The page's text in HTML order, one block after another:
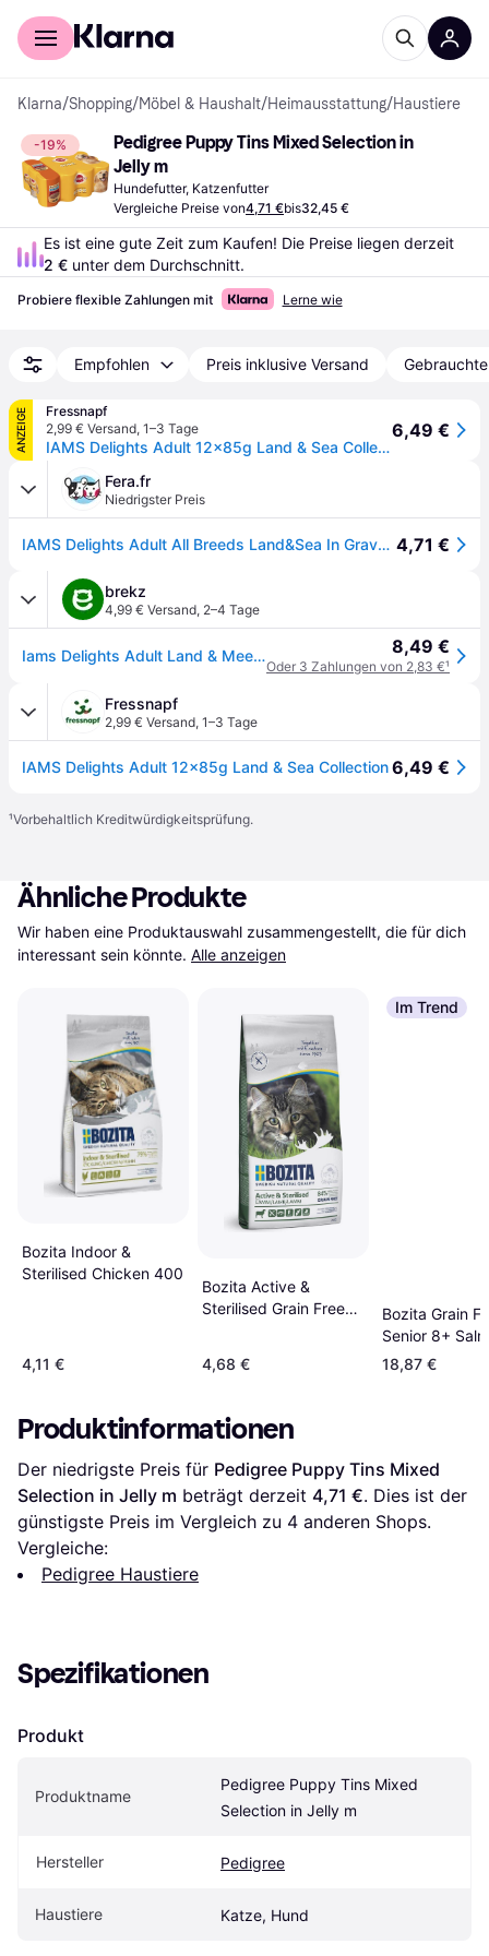
Für Shopper
Klarna/Shopping/Möbel & Haushalt/Heimausstattung/Haustiere
-19%
Pedigree Puppy Tins Mixed Selection in
Jelly m
Hundefutter, Katzenfutter
Vergleiche Preise von4,71 €bis32,45 €
2 € unter dem Durchschnitt.
Probiere flexible Zahlungen mit Lerne wie
Empfohlen Preis inklusive Versand
ANZEIGE
Fressnapf
2,99 € Versand, 1–3 Tage
IAMS Delights Adult 12x85g Land & Sea Collection
6,49 €
Fera.fr
Niedrigster Preis
IAMS Delights Adult All Breeds Land&Sea In Gravy 12X85 g 4,71 €
brekz
4,99 € Versand, 2–4 Tage
Iams Delights Adult Land & Meereskollektion in Sauce Nassfutter Katze (12x85 gr) 12 x 85 g 8,49 €
Oder 3 Zahlungen von 2,83 €¹
Fressnapf
2,99 € Versand, 1–3 Tage
IAMS Delights Adult 12x85g Land & Sea Collection6,49 €
¹Vorbehaltlich Kreditwürdigkeitsprüfung.
Ähnliche Produkte
Wir haben eine Produktauswahl zusammengestellt, die für dich
interessant sein könnte. Alle anzeigen
Bozita Indoor &
Sterilised Chicken 400
4,11 €
Bozita Active &
Sterilised Grain Free
4,68 €
Im Trend
Bozita Grain
Senior 8+
18,87 €
Produktinformationen
Der niedrigste Preis für Pedigree Puppy Tins Mixed
Selection in Jelly m beträgt derzeit 4,71 €. Dies ist der
günstigste Preis im Vergleich zu 4 anderen Shops.
Vergleiche:
Pedigree Haustiere
Spezifikationen
Produkt
Produktname
Pedigree Puppy Tins Mixed
Selection in Jelly m
Hersteller Pedigree
Haustiere Katze, Hund